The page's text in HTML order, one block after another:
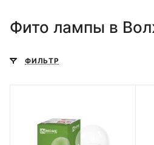
Фито лампы в
ФИЛЬТР